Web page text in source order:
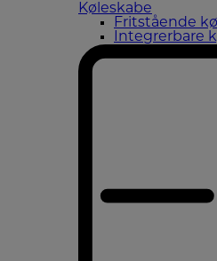
Køleskabe
Fritstående
Integrerbare